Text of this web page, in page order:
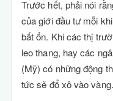
Trước hết, phải nói
của giới đầu tư mỗi
bất ổn. Khi các thị
leo thang, hay các
(Mỹ) có những động
tức sẽ đổ xô vào vàng.